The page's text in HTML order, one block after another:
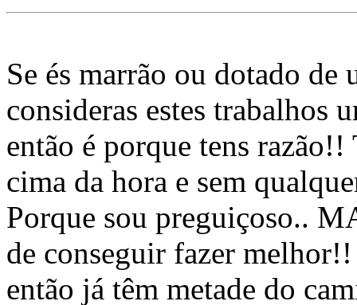
Se és marrão ou dotado
consideras estes trabalhos
então é porque tens
cima da hora e sem
Porque sou preguiçoso..
de conseguir fazer
então já têm metade do